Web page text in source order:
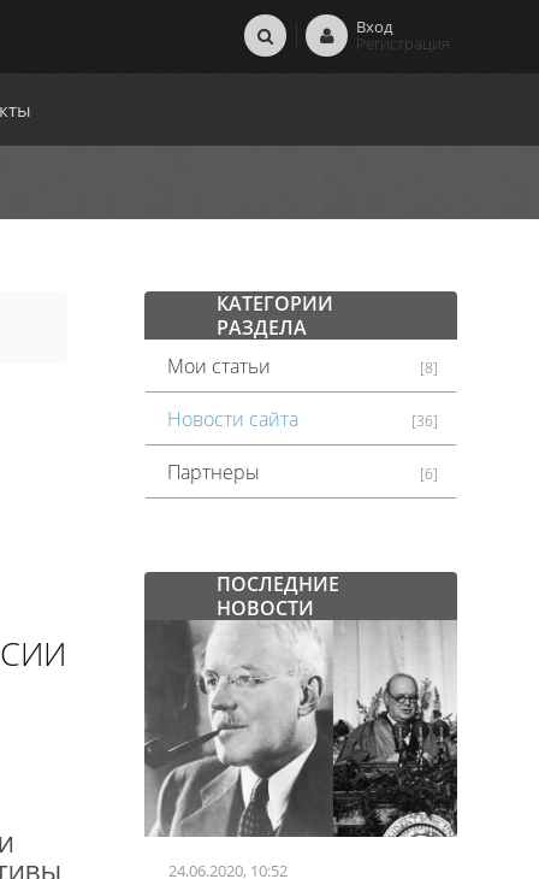
Вход
Регистрация
КАТЕГОРИИ
РАЗДЕЛА
Мои статьи
[8]
Новости сайта [36]
Партнеры [6]
ПОСЛЕДНИЕ
НОВОСТИ
24.06.2020, 10:52